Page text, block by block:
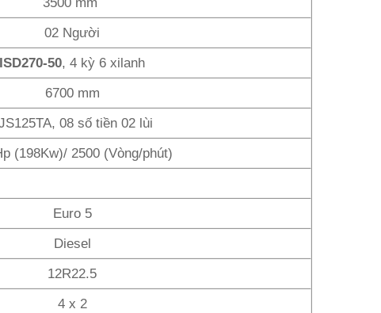
02 Người
ISD270-50, 4 kỳ 6 xilanh
6700 mm
08 số tiền 02 lùi
(198Kw)/ 2500 (Vòng/phút)
Euro 5
Diesel
12R22.5
4 x 2